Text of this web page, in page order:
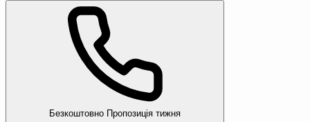
Безкоштовно Пропозиція тижня